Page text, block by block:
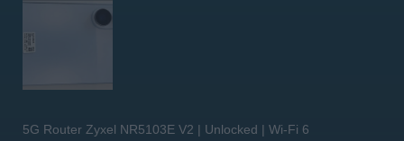
5G Router Zyxel NR5103E V2 | Unlocked | Wi-Fi 6